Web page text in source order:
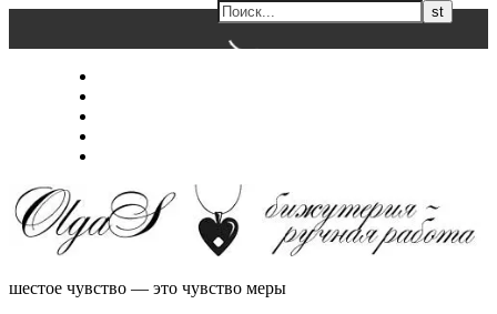
содержимому
шестое чувство — это чувство меры